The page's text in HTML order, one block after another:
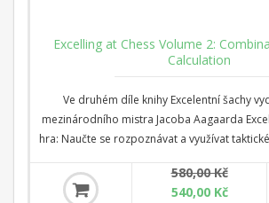
Excelling at Chess Volume 2:
Calculation
Ve druhém díle knihy Excelentní šachy
mezinárodního mistra Jacoba Aagaarda
hra: Naučte se rozpoznávat a využívat
řešit hádanky a kombinace je jednou ze
úspěšného šachisty.
580,00 Kč
540,00 Kč